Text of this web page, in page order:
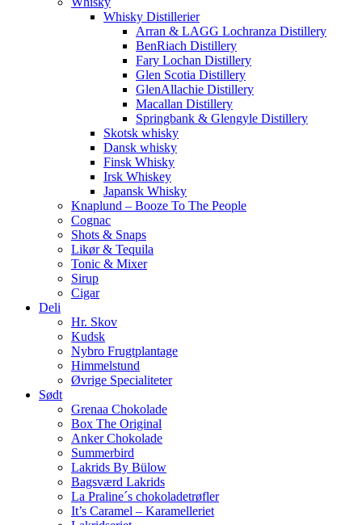
Whisky Distillerier
Arran & LAGG Lochranza Distillery
BenRiach Distillery
Fary Lochan Distillery
Glen Scotia Distillery
GlenAllachie Distillery
Macallan Distillery
Springbank & Glengyle Distillery
Skotsk whisky
Dansk whisky
Finsk Whisky
Irsk Whiskey
Japansk Whisky
Knaplund – Booze To The People
Cognac
Shots & Snaps
Likør & Tequila
Tonic & Mixer
Sirup
Cigar
Deli
Hr. Skov
Kudsk
Nybro Frugtplantage
Himmelstund
Øvrige Specialiteter
Sødt
Grenaa Chokolade
Box The Original
Anker Chokolade
Summerbird
Lakrids By Bülow
Bagsværd Lakrids
La Praline´s chokoladetrøfler
It’s Caramel – Karamelleriet